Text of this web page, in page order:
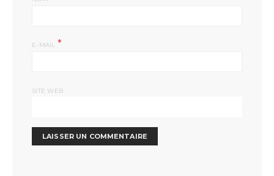
E-MAIL *
SITE WEB